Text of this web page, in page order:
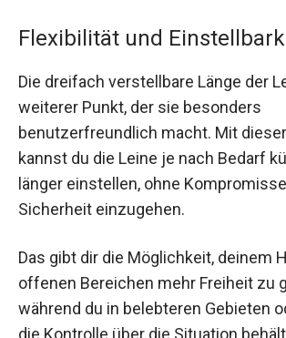
Flexibilität und
Die dreifach verstellbare Länge der
weiterer Punkt, der sie besonders
benutzerfreundlich macht. Mit
kannst du die Leine je nach Bedarf
länger einstellen, ohne
Sicherheit einzugehen.
Das gibt dir die Möglichkeit, deinem
offenen Bereichen mehr Freiheit zu
während du in belebteren Gebieten
die Kontrolle über die Situation